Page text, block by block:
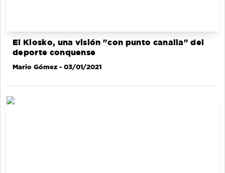
El Kiosko, una visión "con punto canalla" del
deporte conquense
Mario Gómez - 03/01/2021